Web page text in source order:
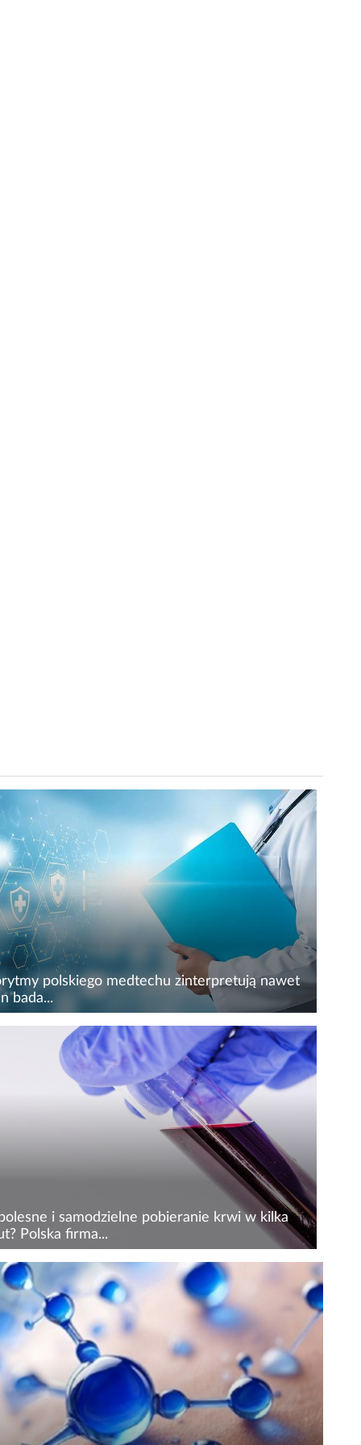
polskiego medtechu zinterpretują nawet
bada...
medtech stał się technologicznym
większości prywatnego rynku diagnostyki
w Polsce, wprowadzając rozwiązanie
interpretację wyników.
i samodzielne pobieranie krwi w kilka
Polska firma...
Health, polska firma specjalizująca się w
rozwiązaniach diagnostycznych,
technologię umożliwiającą pacjentom
i wygodne pobieranie krwi włośniczkowej